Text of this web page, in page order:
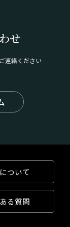
せ
連絡ください
ついて
る質問